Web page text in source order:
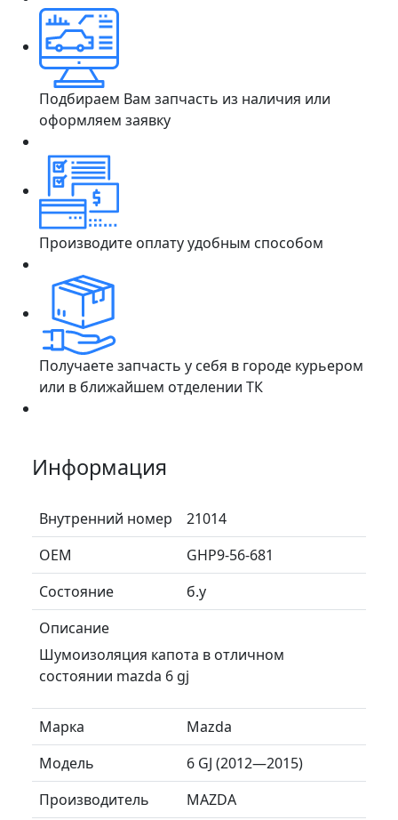
Подбираем Вам запчасть из наличия или
оформляем заявку
Производите оплату удобным способом
Получаете запчасть у себя в городе курьером
или в ближайшем отделении ТК
Информация
Внутренний номер
21014
ОЕМ
GHP9-56-681
Состояние
б.у
Описание
Шумоизоляция капота в отличном
состоянии mazda 6 gj
Марка
Mazda
Модель
6 GJ (2012—2015)
Производитель
MAZDA